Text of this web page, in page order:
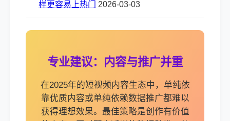
样更容易上热门
2026-03-03
专业建议：内容与推广并重
在2025年的短视频内容生态中，单纯依
靠优质内容或单纯依赖数据推广都难以
获得理想效果。最佳策略是创作有价值